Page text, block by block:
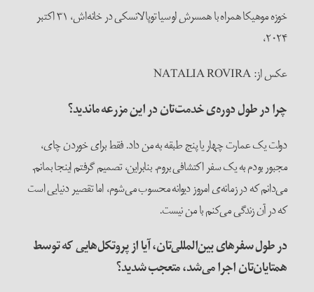
خوزه موهیکا همراه با همسرش لوسیا توپالانسکی در خانه‌اش، ۳۱ اکتبر
۲۰۲۴،
عکس از: NATALIA ROVIRA
چرا در طول دوره‌ی خدمت‌تان دراینمزرعه ماندید؟
دولت یک عمارت چهار یا پنج طبقه به من داد. فقط برای خوردن چای،
مجبور بودم به یک سفر اکتشافی بروم. بنابراین، تصمیم گرفتم اینجا بمانم.
می‌دانم که در زمانه‌ی امروز دیوانه محسوب می‌شوم، اما تقصیر دنیایی است
که در آن زندگی می‌کنم با من نیست.
در طول سفرهای بین‌المللی‌تان، آیا از پروتکل‌هایی که توسط
همتایان‌تان اجرا می‌شد، متعجب شدید؟